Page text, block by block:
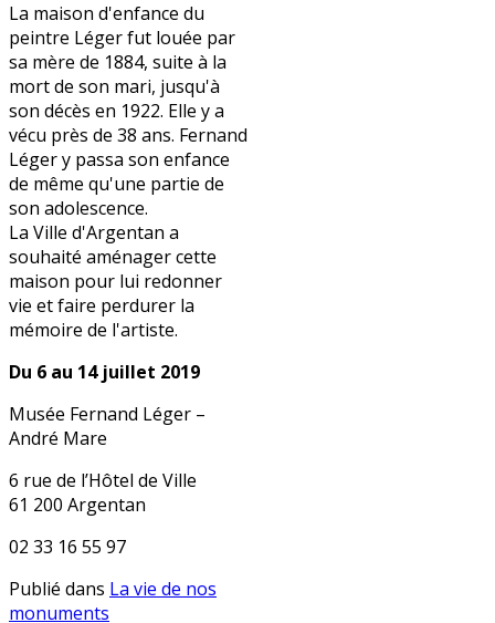
La maison d'enfance du
peintre Léger fut louée par
sa mère de 1884, suite à la
mort de son mari, jusqu'à
son décès en 1922. Elle y a
vécu près de 38 ans. Fernand
Léger y passa son enfance
de même qu'une partie de
son adolescence.
La Ville d'Argentan a
souhaité aménager cette
maison pour lui redonner
vie et faire perdurer la
mémoire de l'artiste.
Du 6 au 14 juillet 2019
Musée Fernand Léger –
André Mare
6 rue de l’Hôtel de Ville
61 200 Argentan
02 33 16 55 97
Publié dans La vie de nos
monuments